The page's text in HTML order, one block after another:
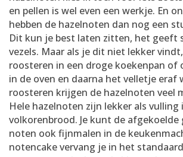
en pellen is wel even een werkje. En
hebben de hazelnoten dan nog een
Dit kun je best laten zitten, het geeft
vezels. Maar als je dit niet lekker
roosteren in een droge koekenpan of
in de oven en daarna het velletje eraf
roosteren krijgen de hazelnoten veel
Hele hazelnoten zijn lekker als vulling
volkorenbrood. Je kunt de
noten ook fijnmalen in de
notencake vervang je in het standaard